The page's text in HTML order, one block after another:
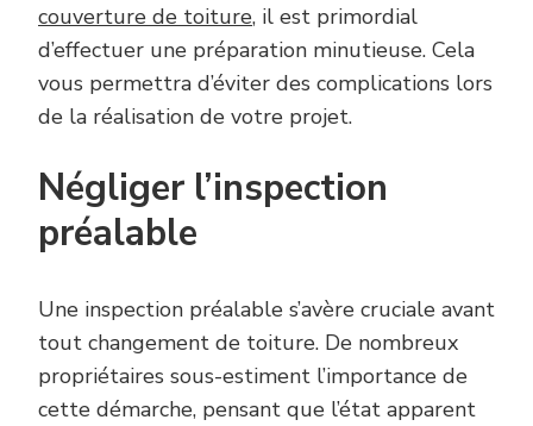
couverture de toiture, il est primordial
d’effectuer une préparation minutieuse. Cela
vous permettra d’éviter des complications lors
de la réalisation de votre projet.
Négliger l’inspection
préalable
Une inspection préalable s’avère cruciale avant
tout changement de toiture. De nombreux
propriétaires sous-estiment l’importance de
cette démarche, pensant que l’état apparent